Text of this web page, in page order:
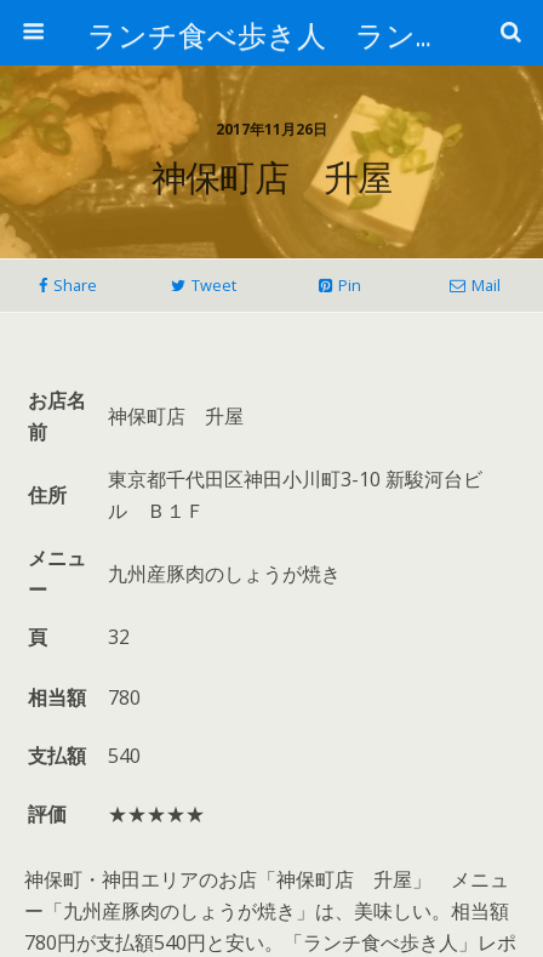
ランチ食べ歩き人 ランチパスポートで美味しいランチ 安い 贅沢 おいしい
2017年11月26日
神保町店 升屋
Share Tweet Pin Mail
お店名
前
神保町店 升屋
住所
東京都千代田区神田小川町3-10 新駿河台ビ
ル Ｂ１Ｆ
メニュ
ー
九州産豚肉のしょうが焼き
頁 32
相当額 780
支払額 540
評価 ★★★★★
神保町・神田エリアのお店「神保町店 升屋」 メニュ
ー「九州産豚肉のしょうが焼き」は、美味しい。相当額
780円が支払額540円と安い。「ランチ食べ歩き人」レポ